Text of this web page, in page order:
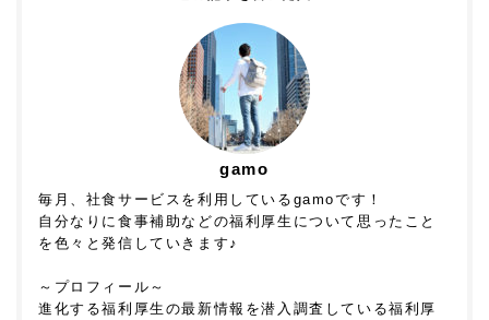
gamo
毎月、社食サービスを利用しているgamoです！
自分なりに食事補助などの福利厚生について思ったこと
を色々と発信していきます♪
～プロフィール～
進化する福利厚生の最新情報を潜入調査している福利厚